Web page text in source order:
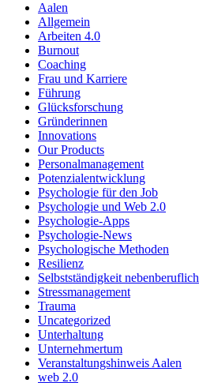
Aalen
Allgemein
Arbeiten 4.0
Burnout
Coaching
Frau und Karriere
Führung
Glücksforschung
Gründerinnen
Innovations
Our Products
Personalmanagement
Potenzialentwicklung
Psychologie für den Job
Psychologie und Web 2.0
Psychologie-Apps
Psychologie-News
Psychologische Methoden
Resilienz
Selbstständigkeit nebenberuflich
Stressmanagement
Trauma
Uncategorized
Unterhaltung
Unternehmertum
Veranstaltungshinweis Aalen
web 2.0